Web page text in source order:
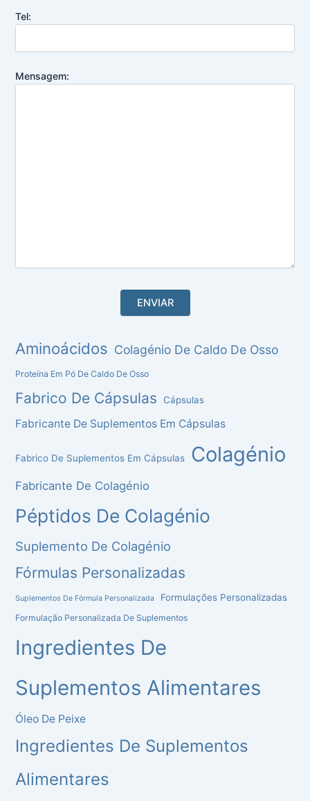
Tel:
Mensagem:
Aminoácidos Colagénio De Caldo De Osso
Proteína Em Pó De Caldo De Osso
Fabrico De Cápsulas Cápsulas
Fabricante De Suplementos Em Cápsulas
Fabrico De Suplementos Em Cápsulas Colagénio
Fabricante De Colagénio
Péptidos De Colagénio
Suplemento De Colagénio
Fórmulas Personalizadas
Suplementos De Fórmula Personalizada Formulações Personalizadas
Formulação Personalizada De Suplementos
Ingredientes De
Suplementos Alimentares
Óleo De Peixe
Ingredientes De Suplementos
Alimentares